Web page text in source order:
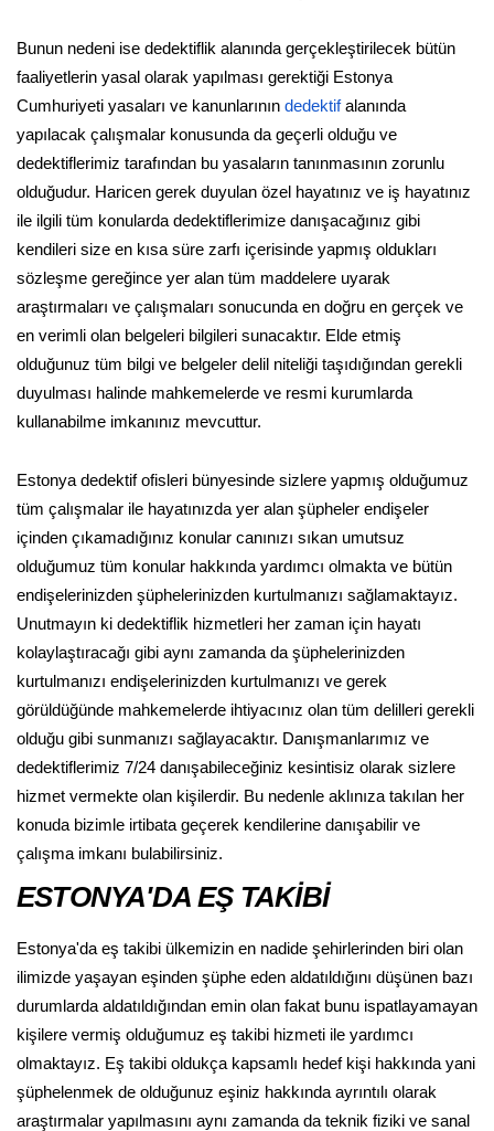
Bunun nedeni ise dedektiflik alanında gerçekleştirilecek bütün
faaliyetlerin yasal olarak yapılması gerektiği Estonya
Cumhuriyeti yasaları ve kanunlarının dedektifalanında
yapılacak çalışmalar konusunda da geçerli olduğu ve
dedektiflerimiz tarafından bu yasaların tanınmasının zorunlu
olduğudur. Haricen gerek duyulan özel hayatınız ve iş hayatınız
ile ilgili tüm konularda dedektiflerimize danışacağınız gibi
kendileri size en kısa süre zarfı içerisinde yapmış oldukları
sözleşme gereğince yer alan tüm maddelere uyarak
araştırmaları ve çalışmaları sonucunda en doğru en gerçek ve
en verimli olan belgeleri bilgileri sunacaktır. Elde etmiş
olduğunuz tüm bilgi ve belgeler delil niteliği taşıdığından gerekli
duyulması halinde mahkemelerde ve resmi kurumlarda
kullanabilme imkanınız mevcuttur.
Estonya dedektif ofisleri bünyesinde sizlere yapmış olduğumuz
tüm çalışmalar ile hayatınızda yer alan şüpheler endişeler
içinden çıkamadığınız konular canınızı sıkan umutsuz
olduğumuz tüm konular hakkında yardımcı olmakta ve bütün
endişelerinizden şüphelerinizden kurtulmanızı sağlamaktayız.
Unutmayın ki dedektiflik hizmetleri her zaman için hayatı
kolaylaştıracağı gibi aynı zamanda da şüphelerinizden
kurtulmanızı endişelerinizden kurtulmanızı ve gerek
görüldüğünde mahkemelerde ihtiyacınız olan tüm delilleri gerekli
olduğu gibi sunmanızı sağlayacaktır. Danışmanlarımız ve
dedektiflerimiz 7/24 danışabileceğiniz kesintisiz olarak sizlere
hizmet vermekte olan kişilerdir. Bu nedenle aklınıza takılan her
konuda bizimle irtibata geçerek kendilerine danışabilir ve
çalışma imkanı bulabilirsiniz.
ESTONYA'DA EŞ TAKİBİ
Estonya'da eş takibi ülkemizin en nadide şehirlerinden biri olan
ilimizde yaşayan eşinden şüphe eden aldatıldığını düşünen bazı
durumlarda aldatıldığından emin olan fakat bunu ispatlayamayan
kişilere vermiş olduğumuz eş takibi hizmeti ile yardımcı
olmaktayız. Eş takibi oldukça kapsamlı hedef kişi hakkında yani
şüphelenmek de olduğunuz eşiniz hakkında ayrıntılı olarak
araştırmalar yapılmasını aynı zamanda da teknik fiziki ve sanal